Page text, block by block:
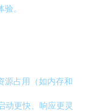
。
源占用（如内存和
动更快、响应更灵